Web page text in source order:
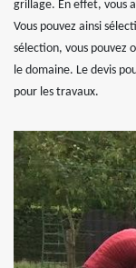
grillage. En effet, vous
Vous pouvez ainsi
sélection, vous pouvez
le domaine. Le devis
pour les travaux.